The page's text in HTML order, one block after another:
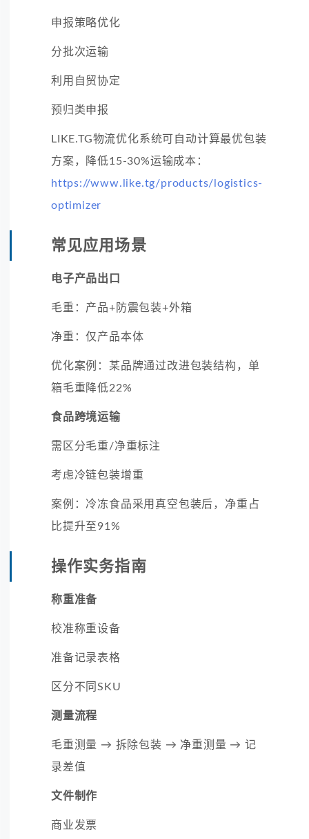
申报策略优化
分批次运输
利用自贸协定
预归类申报
LIKE.TG物流优化系统可自动计算最优包装
方案，降低15-30%运输成本：
https://www.like.tg/products/logistics-
optimizer
常见应用场景
电子产品出口
毛重：产品+防震包装+外箱
净重：仅产品本体
优化案例：某品牌通过改进包装结构，单
箱毛重降低22%
食品跨境运输
需区分毛重/净重标注
考虑冷链包装增重
案例：冷冻食品采用真空包装后，净重占
比提升至91%
操作实务指南
称重准备
校准称重设备
准备记录表格
区分不同SKU
测量流程
毛重测量 → 拆除包装 → 净重测量 → 记
录差值
文件制作
商业发票